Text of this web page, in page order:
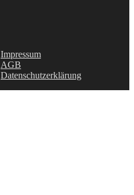
Impressum
AGB
Datenschutzerklärung